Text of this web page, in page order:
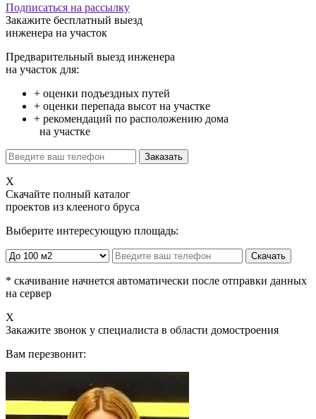
Подписаться на рассылку
Закажите бесплатный выезд
инженера на участок
Предварительный выезд инженера
на участок для:
+ оценки подъездных путей
+ оценки перепада высот на участке
+ рекомендаций по расположению дома
на участке
X
Скачайте полный каталог
проектов из клееного бруса
Выберите интересующую площадь:
* скачивание начнется автоматически после отправки данных
на сервер
X
Закажите звонок у специалиста в области домостроения
Вам перезвонит: